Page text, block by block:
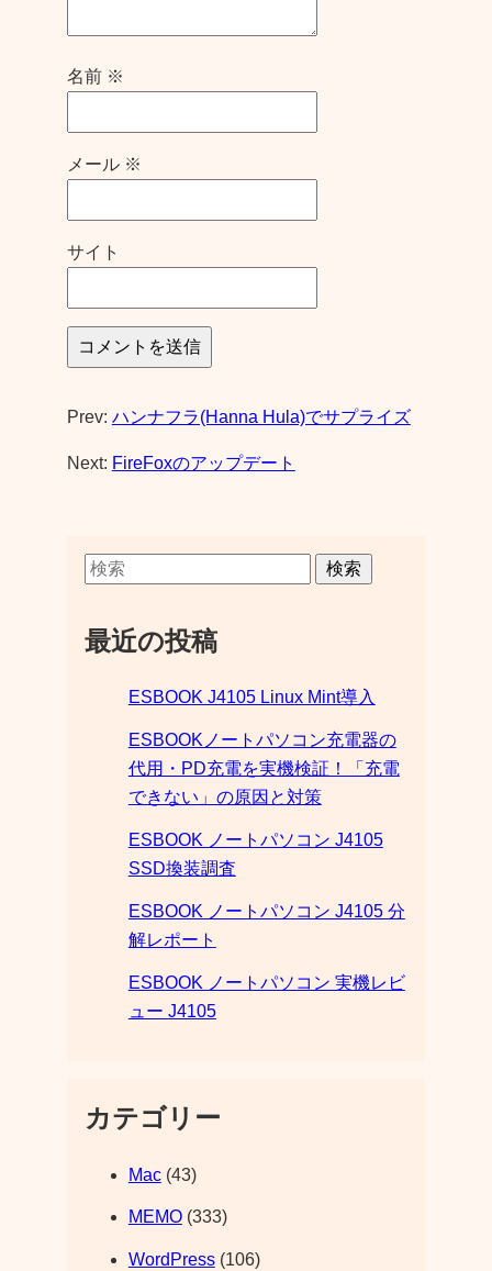
名前 ※
メール ※
サイト
Prev: ハンナフラ(Hanna Hula)でサプライズ
Next: FireFoxのアップデート
検索
最近の投稿
ESBOOK J4105 Linux Mint導入
ESBOOKノートパソコン充電器の
代用・PD充電を実機検証！「充電
できない」の原因と対策
ESBOOK ノートパソコン J4105
SSD換装調査
ESBOOK ノートパソコン J4105 分
解レポート
ESBOOK ノートパソコン 実機レビ
ュー J4105
カテゴリー
Mac(43)
MEMO(333)
WordPress(106)